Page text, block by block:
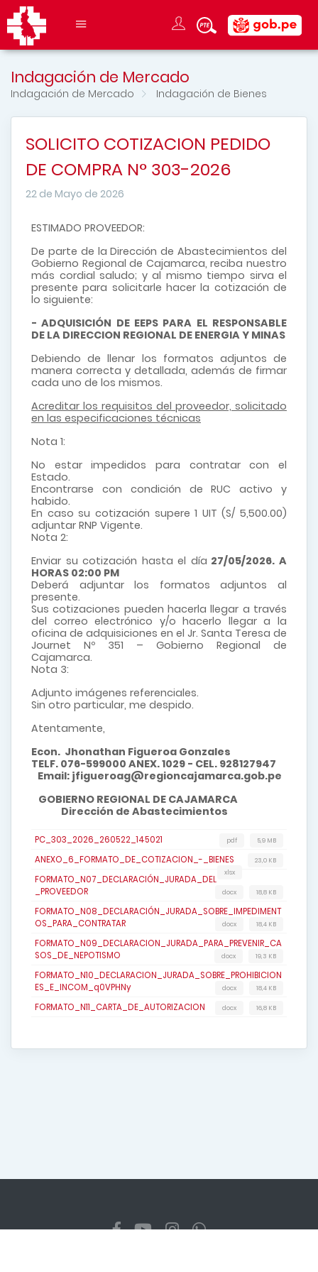
Indagación de Mercado
Indagación de Mercado Indagación de Bienes
SOLICITO COTIZACION PEDIDO
DE COMPRA N° 303-2026
22 de Mayo de 2026
ESTIMADO PROVEEDOR:
De parte de la Dirección de Abastecimientos del
Gobierno Regional de Cajamarca, reciba nuestro
más cordial saludo; y al mismo tiempo sirva el
presente para solicitarle hacer la cotización de
lo siguiente:
- ADQUISICIÓN DE EEPS PARA EL RESPONSABLE
DE LA DIRECCION REGIONAL DE ENERGIA Y MINAS
Debiendo de llenar los formatos adjuntos de
manera correcta y detallada, además de firmar
cada uno de los mismos.
Acreditar los requisitos del proveedor, solicitado
en las especificaciones técnicas
Nota 1:
No estar impedidos para contratar con el
Estado.
Encontrarse con condición de RUC activo y
habido.
En caso su cotización supere 1 UIT (S/ 5,500.00)
adjuntar RNP Vigente.
Nota 2:
Enviar su cotización hasta el día 27/05/2026. A
HORAS 02:00 PM
Deberá adjuntar los formatos adjuntos al
presente.
Sus cotizaciones pueden hacerla llegar a través
del correo electrónico y/o hacerlo llegar a la
oficina de adquisiciones en el Jr. Santa Teresa de
Journet Nº 351 – Gobierno Regional de
Cajamarca.
Nota 3:
Adjunto imágenes referenciales.
Sin otro particular, me despido.
Atentamente,
Econ. Jhonathan Figueroa Gonzales
TELF. 076-599000 ANEX. 1029 - CEL. 928127947
Email: jfigueroag@regioncajamarca.gob.pe
GOBIERNO REGIONAL DE CAJAMARCA
Dirección de Abastecimientos
PC_303_2026_260522_145021 5,9 MB
pdf
ANEXO_6_FORMATO_DE_COTIZACION_-_BIENES
23,0 KB
xlsx
FORMATO_N07_DECLARACIÓN_JURADA_DEL
_PROVEEDOR
18,8 KB
docx
FORMATO_N08_DECLARACIÓN_JURADA_SOBRE_IMPEDIMENT
OS_PARA_CONTRATAR
18,4 KB
docx
FORMATO_N09_DECLARACION_JURADA_PARA_PREVENIR_CA
SOS_DE_NEPOTISMO
19,3 KB
docx
FORMATO_N10_DECLARACION_JURADA_SOBRE_PROHIBICION
ES_E_INCOM_q0VPHNy
18,4 KB
docx
FORMATO_N11_CARTA_DE_AUTORIZACION 16,8 KB
docx